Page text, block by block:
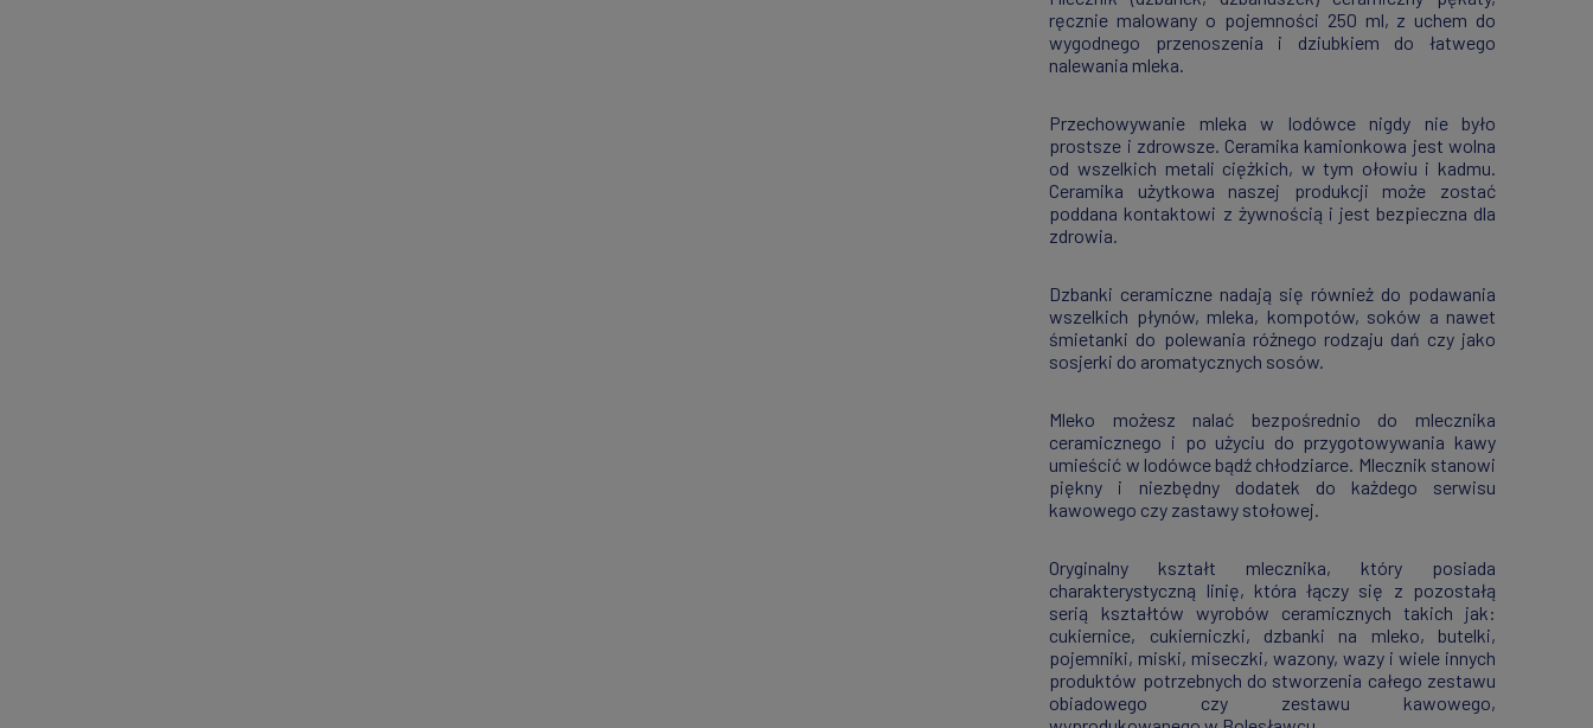
ręcznie malowany o pojemności 250 ml, z uchem do
wygodnego przenoszenia i dziubkiem do łatwego
nalewania mleka.
Przechowywanie mleka w lodówce nigdy nie było
prostsze i zdrowsze. Ceramika kamionkowa jest wolna
od wszelkich metali ciężkich, w tym ołowiu i kadmu.
Ceramika użytkowa naszej produkcji może zostać
poddana kontaktowi z żywnością i jest bezpieczna dla
zdrowia.
Dzbanki ceramiczne nadają się również do podawania
wszelkich płynów, mleka, kompotów, soków a nawet
śmietanki do polewania różnego rodzaju dań czy jako
sosjerki do aromatycznych sosów.
Mleko możesz nalać bezpośrednio do mlecznika
ceramicznego i po użyciu do przygotowywania kawy
umieścić w lodówce bądź chłodziarce. Mlecznik stanowi
piękny i niezbędny dodatek do każdego serwisu
kawowego czy zastawy stołowej.
Oryginalny kształt mlecznika, który posiada
charakterystyczną linię, która łączy się z pozostałą
serią kształtów wyrobów ceramicznych takich jak:
cukiernice, cukierniczki, dzbanki na mleko, butelki,
pojemniki, miski, miseczki, wazony, wazy i wiele innych
produktów potrzebnych do stworzenia całego zestawu
obiadowego czy zestawu kawowego,